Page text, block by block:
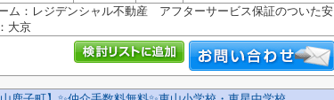
ム：レジデンシャル不動産 アフターサービス保証のついた安
大京